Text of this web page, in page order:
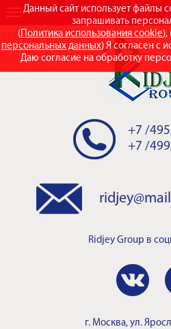
Данный сайт использует файлы
запрашивать
(Политика использования cookie),
персональных данных) Я согласен с
Даю согласие на обработку
+7 /
+7 /
Ridjey Group в
г. Москва, ул.